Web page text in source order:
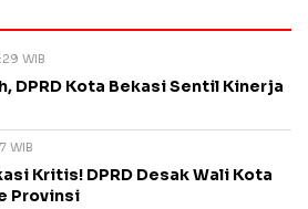
WIB
DPRD Kota Bekasi Sentil Kinerja
WIB
Kritis! DPRD Desak Wali Kota
Provinsi